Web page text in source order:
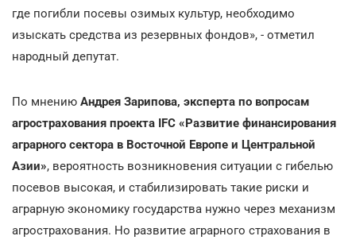
где погибли посевы озимых культур, необходимо
изыскать средства из резервных фондов», - отметил
народный депутат.
По мнению Андрея Зарипова, эксперта по вопросам
агрострахования проекта IFC «Развитие финансирования
аграрного сектора в Восточной Европе и Центральной
Азии», вероятность возникновения ситуации с гибелью
посевов высокая, и стабилизировать такие риски и
аграрную экономику государства нужно через механизм
агрострахования. Но развитие аграрного страхования в